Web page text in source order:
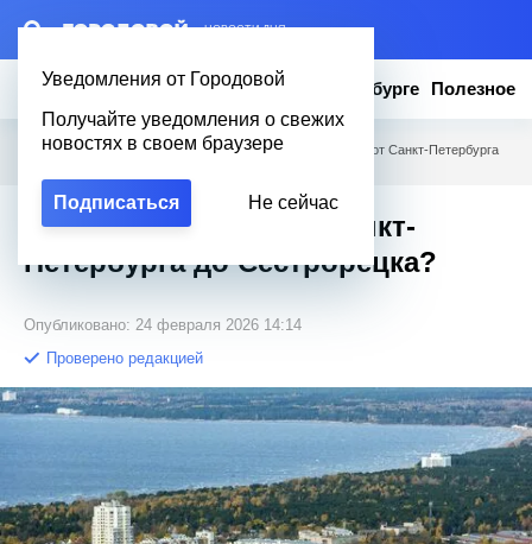
– НОВОСТИ ДНЯ
Уведомления от Городовой
Получайте уведомления о свежих
новостях в своем браузере
Подписаться Не сейчас
Новости Эксклюзив Вопросы о Петербурге Полезное
Городовой Вопросы о Петербурге / Какое расстояние от Санкт-Петербурга
Какое расстояние от Санкт-
Петербурга до Сестрорецка?
Опубликовано: 24 февраля 2026 14:14
Проверено редакцией